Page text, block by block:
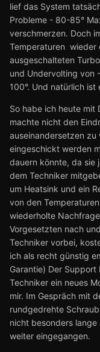
lief das System
Probleme - 80-85°
verschmerzen. Doch
Temperaturen wieder
ausgeschalteten
und Undervolting von
100°. Und natürlich ist
So habe ich heute mit
machte nicht den
auseinandersetzen zu
eingeschickt werden
dauern könnte, da sie
dem Techniker
um Heatsink und ein
von den
wiederholte
Vorgesetzten nach
Techniker vorbei,
ich als recht günstig
Garantie) Der
Techniker ein neues
mir. Im Gespräch mit
rundgedrehte
nicht besonders
weiter eingegangen.